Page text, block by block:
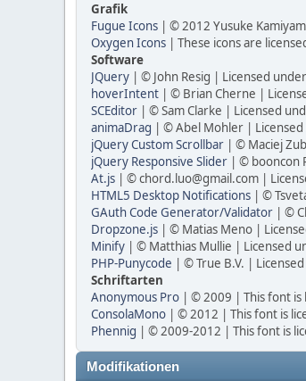
Grafik
Fugue Icons | © 2012 Yusuke
Oxygen Icons | These icons are
Software
JQuery | © John Resig | Licensed under
hoverIntent | © Brian Cherne |
SCEditor | © Sam Clarke | Licensed
animaDrag | © Abel Mohler |
jQuery Custom Scrollbar | © Maciej
jQuery Responsive Slider | © booncon
At.js | © chord.luo@gmail.com |
HTML5 Desktop Notifications | ©
GAuth Code Generator/Validator | ©
Dropzone.js | © Matias Meno |
Minify | © Matthias Mullie | Licensed
PHP-Punycode | © True B.V. |
Schriftarten
Anonymous Pro | © 2009 | This font is
ConsolaMono | © 2012 | This font is
Phennig | © 2009-2012 | This font is
Modifikationen